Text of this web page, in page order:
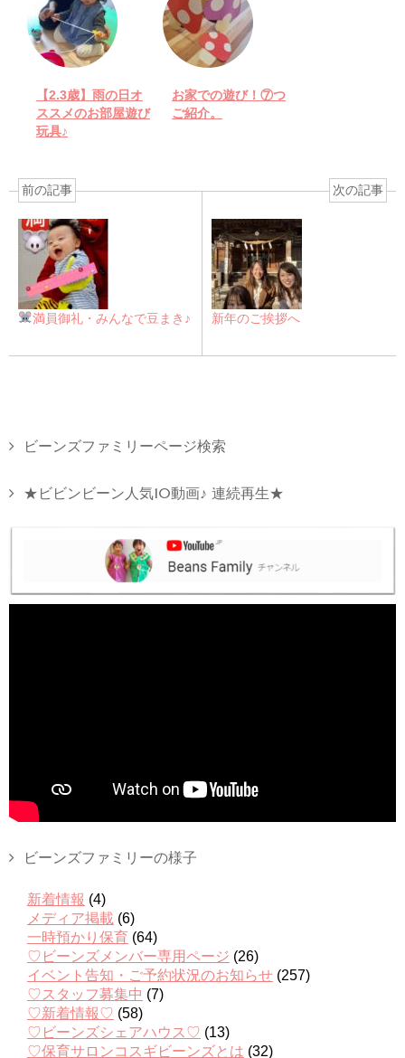
【2.3歳】雨の日オ
ススメのお部屋遊び
玩具♪
お家での遊び！⑦つ
ご紹介。
前の記事
満員御礼・みんなで豆まき♪
次の記事
新年のご挨拶へ
ビーンズファミリーページ検索
★ビビンビーン人気10動画♪ 連続再生★
ビーンズファミリーの様子
新着情報 (4)
メディア掲載 (6)
一時預かり保育 (64)
♡ビーンズメンバー専用ページ (26)
イベント告知・ご予約状況のお知らせ (257)
♡スタッフ募集中 (7)
♡新着情報♡ (58)
♡ビーンズシェアハウス♡ (13)
♡保育サロンコスギビーンズとは (32)